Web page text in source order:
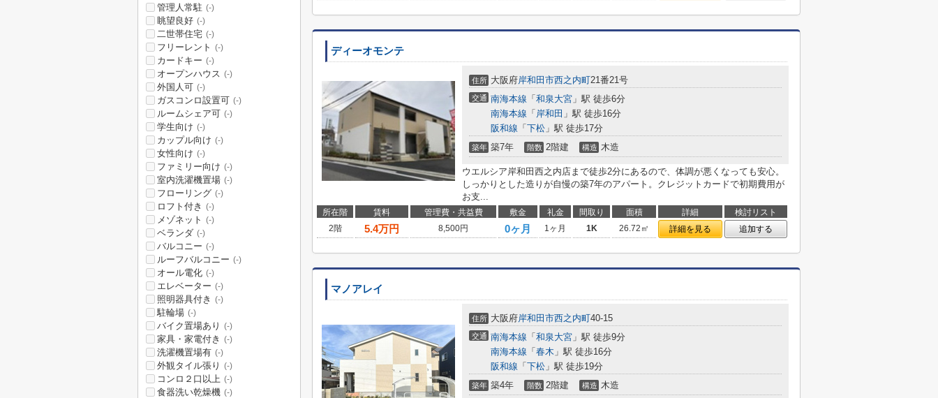
ディーオモンテ
住所 大阪府岸和田市西之内町21番21号
交通 南海本線 「 和泉大宮 」駅 徒歩6分
南海本線 「 岸和田 」駅 徒歩16分
阪和線 「 下松 」駅 徒歩17分
築年 築7年 階数 2階建 構造 木造
ウエルシア岸和田西之内店まで徒歩2分にあるので、体調が悪くなっても安心。
しっかりとした造りが自慢の築7年のアパート。クレジットカードで初期費用が
お支...
所在階 賃料 管理費・共益費 敷金 礼金 間取り 面積 詳細
検討リスト
2階
5.4万円 8,500円 0ヶ月 1ヶ月 1K 26.72㎡ 詳細を見る 追加する
マノアレイ
住所 大阪府岸和田市西之内町40-15
交通 南海本線 「 和泉大宮 」駅 徒歩9分
南海本線 「 春木 」駅 徒歩16分
阪和線 「 下松 」駅 徒歩19分
築年 築4年 階数 2階建 構造 木造
管理人常駐 (-)
眺望良好 (-)
二世帯住宅 (-)
フリーレント (-)
カードキー (-)
オープンハウス (-)
外国人可 (-)
ガスコンロ設置可 (-)
ルームシェア可 (-)
学生向け (-)
カップル向け (-)
女性向け (-)
ファミリー向け (-)
室内洗濯機置場 (-)
フローリング (-)
ロフト付き (-)
メゾネット (-)
ベランダ (-)
バルコニー (-)
ルーフバルコニー (-)
オール電化 (-)
エレベーター (-)
照明器具付き (-)
駐輪場 (-)
バイク置場あり (-)
家具・家電付き (-)
洗濯機置場有 (-)
外観タイル張り (-)
コンロ２口以上 (-)
食器洗い乾燥機 (-)